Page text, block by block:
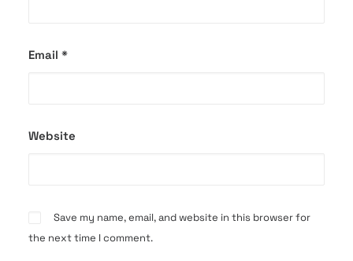
Email *
Website
Save my name, email, and website in this browser for
the next time I comment.